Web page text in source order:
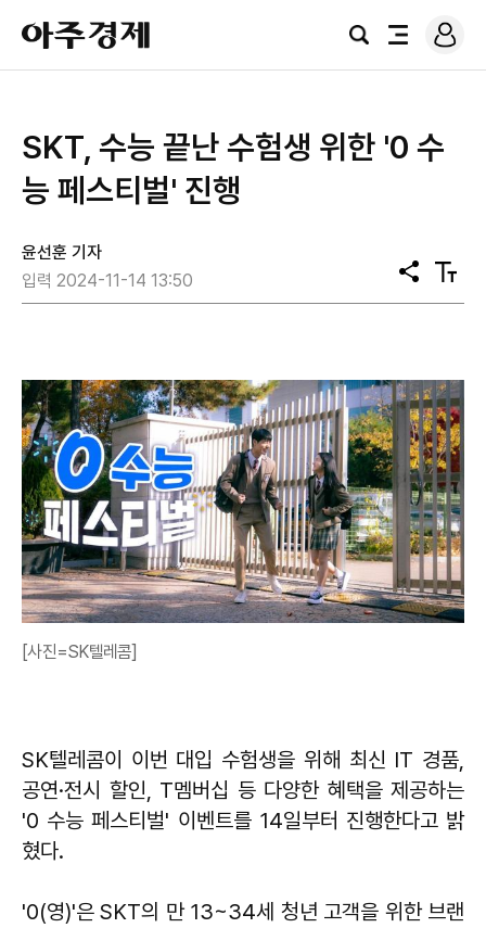
아
주
경
검
전
로
그
SKT, 수능 끝난 수험생 위한 '0 수
능 페스티벌' 진행
윤선훈 기자
입력 2024-11-14 13:50
공
유
텍
스
[사진=SK텔레콤]
SK텔레콤이 이번 대입 수험생을 위해 최신 IT 경품,
공연·전시 할인, T멤버십 등 다양한 혜택을 제공하는
'0 수능 페스티벌' 이벤트를 14일부터 진행한다고 밝
혔다.
'0(영)'은 SKT의 만 13~34세 청년 고객을 위한 브랜